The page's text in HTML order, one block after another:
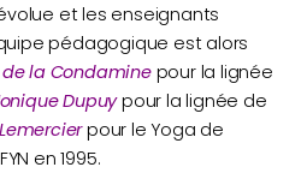
évolue et les enseignants
pédagogique est alors
la Condaminepour la lignée
Dupuypour la lignée de
pour le Yoga de
en 1995.